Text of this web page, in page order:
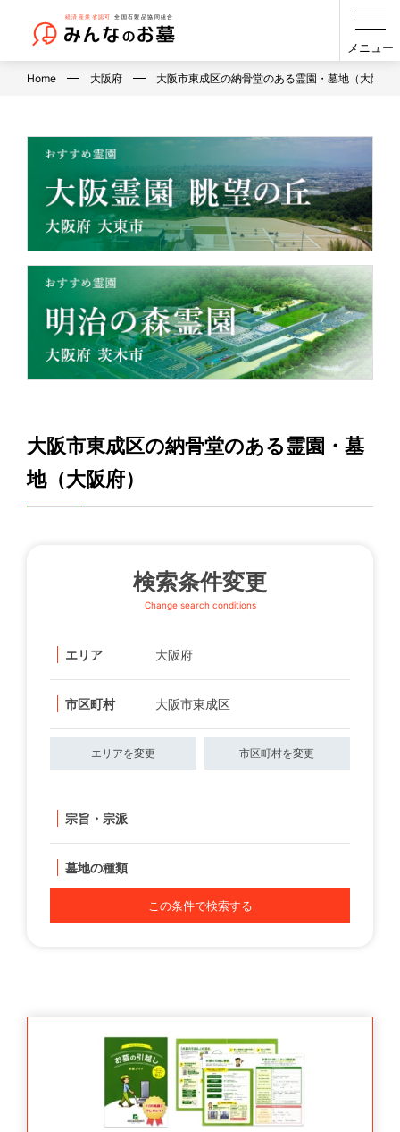
メニュー
Home 大阪府 大阪市東成区の納骨堂のある霊園・墓地（大阪府
大阪市東成区の納骨堂のある霊園・墓
地（大阪府）
検索条件変更
Change search conditions
エリア 大阪府
市区町村 大阪市東成区
エリアを変更 市区町村を変更
宗旨・宗派
墓地の種類
この条件で検索する